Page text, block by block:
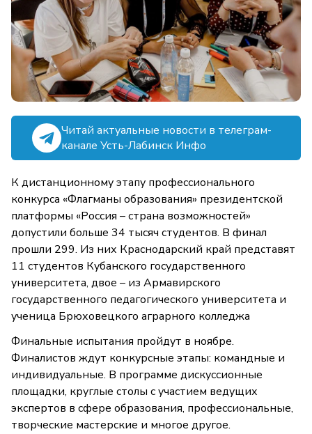
Читай актуальные новости в телеграм-
канале Усть-Лабинск Инфо
К дистанционному этапу профессионального
конкурса «Флагманы образования» президентской
платформы «Россия – страна возможностей»
допустили больше 34 тысяч студентов. В финал
прошли 299. Из них Краснодарский край представят
11 студентов Кубанского государственного
университета, двое – из Армавирского
государственного педагогического университета и
ученица Брюховецкого аграрного колледжа
Финальные испытания пройдут в ноябре.
Финалистов ждут конкурсные этапы: командные и
индивидуальные. В программе дискуссионные
площадки, круглые столы с участием ведущих
экспертов в сфере образования, профессиональные,
творческие мастерские и многое другое.